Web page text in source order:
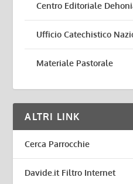
Centro Editoriale
Ufficio Catechistico
Materiale Pastorale
ALTRI LINK
Cerca Parrocchie
Davide.it Filtro Internet